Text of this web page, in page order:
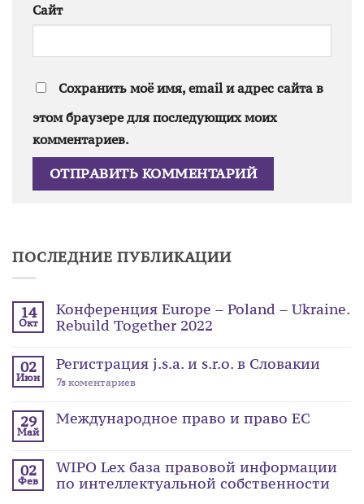
Сайт
Сохранить моё имя, email и адрес сайта в
этом браузере для последующих моих
комментариев.
ПОСЛЕДНИЕ ПУБЛИКАЦИИ
14
Окт
Конференция Europe – Poland – Ukraine.
Rebuild Together 2022
02
Июн
Регистрация j.s.a. и s.r.o. в Словакии
7s коментариев
29
Май
Международное право и право ЕС
02
Фев
WIPO Lex база правовой информации
по интеллектуальной собственности